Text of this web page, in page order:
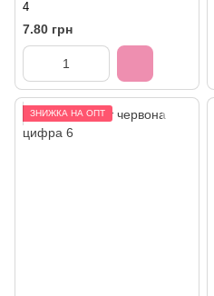
4
7.80 грн
ЗНИЖКА НА ОПТ